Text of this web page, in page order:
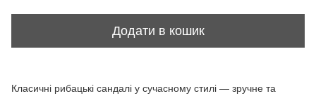
Додати в кошик
Класичні рибацькі сандалі у сучасному стилі — зручне та